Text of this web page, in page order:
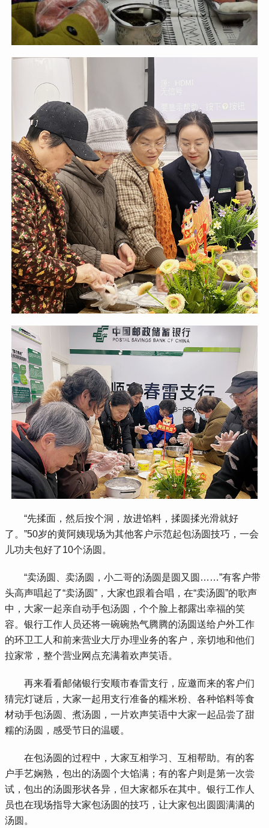
“先揉面，然后按个洞，放进馅料，揉圆揉光滑就好
了。”50岁的黄阿姨现场为其他客户示范起包汤圆技巧，一会
儿功夫包好了10个汤圆。
“卖汤圆、卖汤圆，小二哥的汤圆是圆又圆……”有客户带
头高声唱起了“卖汤圆”，大家也跟着合唱，在“卖汤圆”的歌声
中，大家一起亲自动手包汤圆，个个脸上都露出幸福的笑
容。银行工作人员还将一碗碗热气腾腾的汤圆送给户外工作
的环卫工人和前来营业大厅办理业务的客户，亲切地和他们
拉家常，整个营业网点充满着欢声笑语。
再来看看邮储银行安顺市春雷支行，应邀而来的客户们
猜完灯谜后，大家一起用支行准备的糯米粉、各种馅料等食
材动手包汤圆、煮汤圆，一片欢声笑语中大家一起品尝了甜
糯的汤圆，感受节日的温暖。
在包汤圆的过程中，大家互相学习、互相帮助。有的客
户手艺娴熟，包出的汤圆个大馅满；有的客户则是第一次尝
试，包出的汤圆形状各异，但大家都乐在其中。银行工作人
员也在现场指导大家包汤圆的技巧，让大家包出圆圆满满的
汤圆。